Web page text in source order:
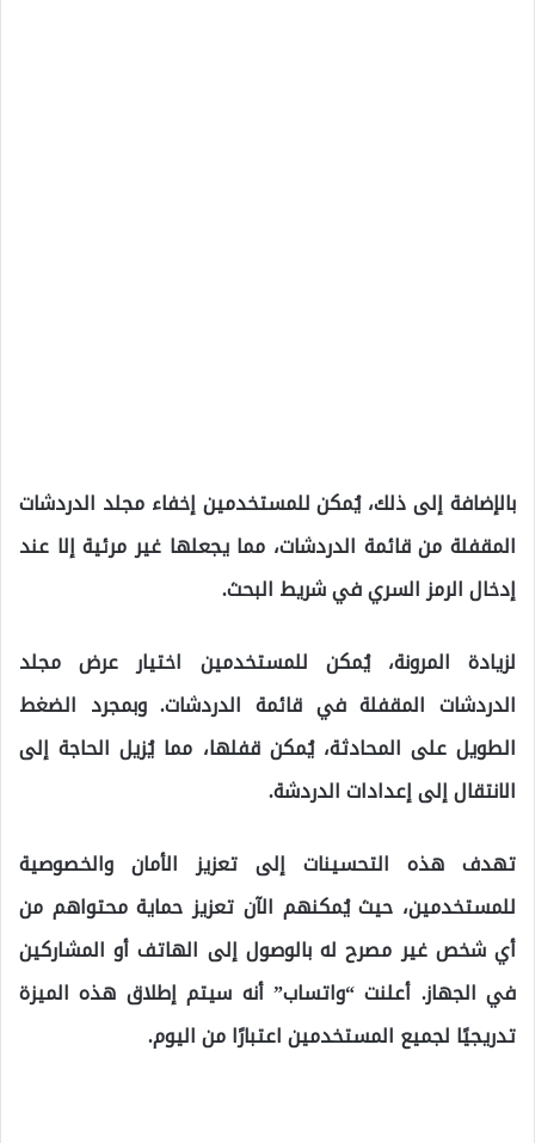
بالإضافة إلى ذلك، يُمكن للمستخدمين إخفاء مجلد الدردشات
المقفلة من قائمة الدردشات، مما يجعلها غير مرئية إلا عند
إدخال الرمز السري في شريط البحث.
لزيادة المرونة، يُمكن للمستخدمين اختيار عرض مجلد
الدردشات المقفلة في قائمة الدردشات. وبمجرد الضغط
الطويل على المحادثة، يُمكن قفلها، مما يُزيل الحاجة إلى
الانتقال إلى إعدادات الدردشة.
تهدف هذه التحسينات إلى تعزيز الأمان والخصوصية
للمستخدمين، حيث يُمكنهم الآن تعزيز حماية محتواهم من
أي شخص غير مصرح له بالوصول إلى الهاتف أو المشاركين
في الجهاز. أعلنت “واتساب” أنه سيتم إطلاق هذه الميزة
تدريجيًا لجميع المستخدمين اعتبارًا من اليوم.